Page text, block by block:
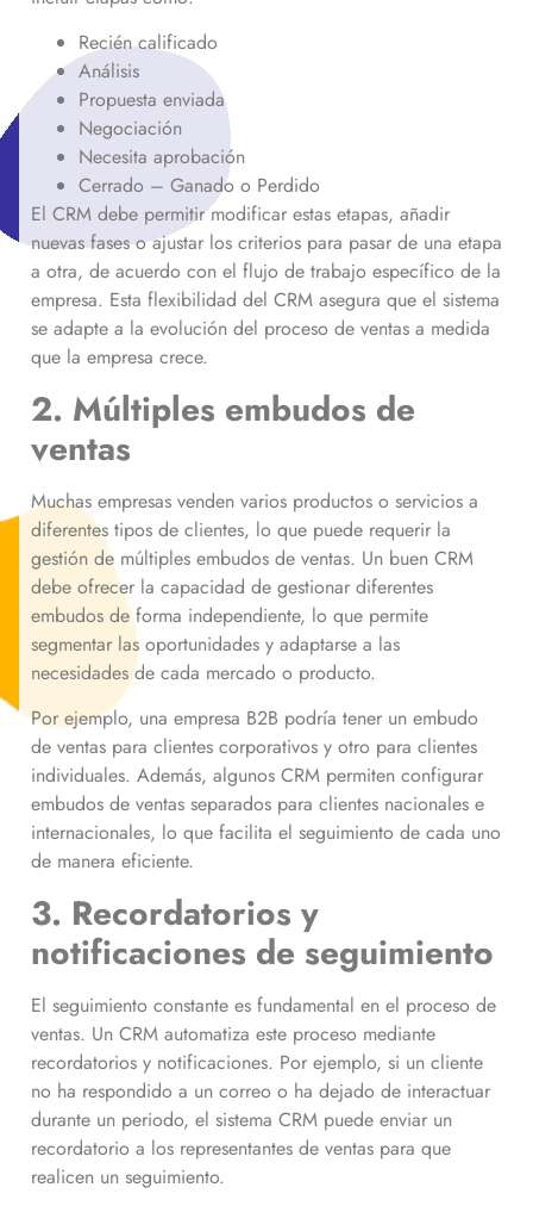
Recién calificado
Análisis
Propuesta enviada
Negociación
Necesita aprobación
Cerrado – Ganado o Perdido
El CRM debe permitir modificar estas etapas, añadir
nuevas fases o ajustar los criterios para pasar de una etapa
a otra, de acuerdo con el flujo de trabajo específico de la
empresa. Esta flexibilidad del CRM asegura que el sistema
se adapte a la evolución del proceso de ventas a medida
que la empresa crece.
2. Múltiples embudos de
ventas
Muchas empresas venden varios productos o servicios a
diferentes tipos de clientes, lo que puede requerir la
gestión de múltiples embudos de ventas. Un buen CRM
debe ofrecer la capacidad de gestionar diferentes
embudos de forma independiente, lo que permite
segmentar las oportunidades y adaptarse a las
necesidades de cada mercado o producto.
Por ejemplo, una empresa B2B podría tener un embudo
de ventas para clientes corporativos y otro para clientes
individuales. Además, algunos CRM permiten configurar
embudos de ventas separados para clientes nacionales e
internacionales, lo que facilita el seguimiento de cada uno
de manera eficiente.
3. Recordatorios y
notificaciones de seguimiento
El seguimiento constante es fundamental en el proceso de
ventas. Un CRM automatiza este proceso mediante
recordatorios y notificaciones. Por ejemplo, si un cliente
no ha respondido a un correo o ha dejado de interactuar
durante un periodo, el sistema CRM puede enviar un
recordatorio a los representantes de ventas para que
realicen un seguimiento.